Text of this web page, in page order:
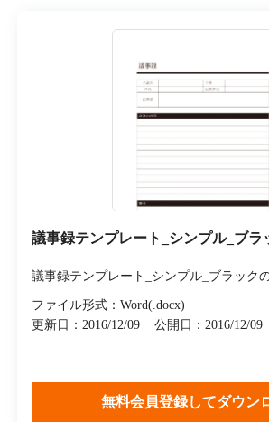
議事録テンプレート_シンプル_ブラ
議事録テンプレート_シンプル_ブラック
ファイル形式：Word(.docx)
更新日：2016/12/09
公開日：2016/12/09
無料会員登録してダウン